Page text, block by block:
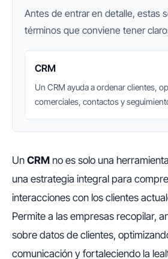
Antes de entrar en detalle, estas
términos que conviene tener
CRM
Un CRM ayuda a ordenar clientes,
comerciales, contactos y
Un CRM no es solo una
una estrategia integral para
interacciones con los clientes
Permite a las empresas recopilar,
sobre datos de clientes,
comunicación y fortaleciendo la